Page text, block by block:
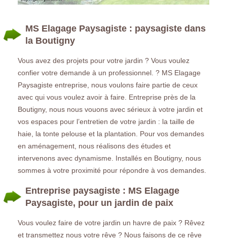
MS Elagage Paysagiste : paysagiste dans
la Boutigny
Vous avez des projets pour votre jardin ? Vous voulez
confier votre demande à un professionnel. ? MS Elagage
Paysagiste entreprise, nous voulons faire partie de ceux
avec qui vous voulez avoir à faire. Entreprise près de la
Boutigny, nous nous vouons avec sérieux à votre jardin et
vos espaces pour l’entretien de votre jardin : la taille de
haie, la tonte pelouse et la plantation. Pour vos demandes
en aménagement, nous réalisons des études et
intervenons avec dynamisme. Installés en Boutigny, nous
sommes à votre proximité pour répondre à vos demandes.
Entreprise paysagiste : MS Elagage
Paysagiste, pour un jardin de paix
Vous voulez faire de votre jardin un havre de paix ? Rêvez
et transmettez nous votre rêve ? Nous faisons de ce rêve